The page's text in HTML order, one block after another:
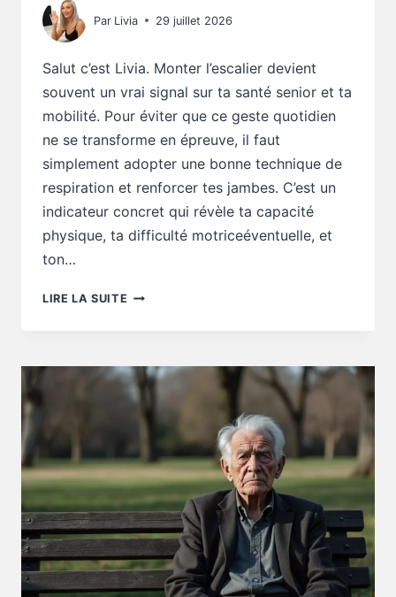
Par Livia 29 juillet 2026
Salut c’est Livia. Monter l’escalier devient
souvent un vrai signal sur ta santé senior et ta
mobilité. Pour éviter que ce geste quotidien
ne se transforme en épreuve, il faut
simplement adopter une bonne technique de
respiration et renforcer tes jambes. C’est un
indicateur concret qui révèle ta capacité
physique, ta difficulté motriceéventuelle, et
ton…
LIRE LA SUITE SANTÉ
L’ESCALIER
DEVIENT-
IL
SIGNAL